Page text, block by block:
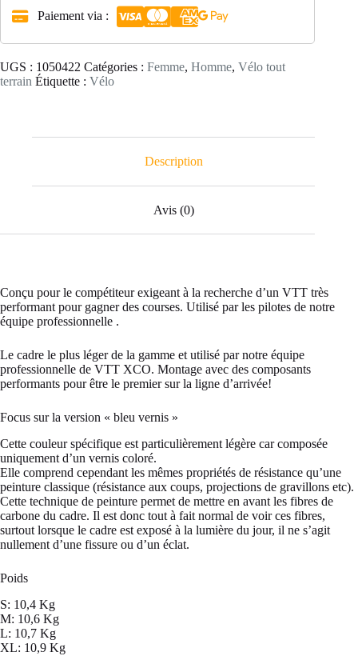
GX
roues
carbone,
cadre
Paiement via :
UGS : 1050422 Catégories : Femme, Homme, Vélo tout
terrain Étiquette : Vélo
Description
Avis (0)
Conçu pour le compétiteur exigeant à la recherche d’un VTT très
performant pour gagner des courses. Utilisé par les pilotes de notre
équipe professionnelle .
Le cadre le plus léger de la gamme et utilisé par notre équipe
professionnelle de VTT XCO. Montage avec des composants
performants pour être le premier sur la ligne d’arrivée!
Focus sur la version « bleu vernis »
Cette couleur spécifique est particulièrement légère car composée
uniquement d’un vernis coloré.
Elle comprend cependant les mêmes propriétés de résistance qu’une
peinture classique (résistance aux coups, projections de gravillons etc).
Cette technique de peinture permet de mettre en avant les fibres de
carbone du cadre. Il est donc tout à fait normal de voir ces fibres,
surtout lorsque le cadre est exposé à la lumière du jour, il ne s’agit
nullement d’une fissure ou d’un éclat.
Poids
S: 10,4 Kg
M: 10,6 Kg
L: 10,7 Kg
XL: 10,9 Kg